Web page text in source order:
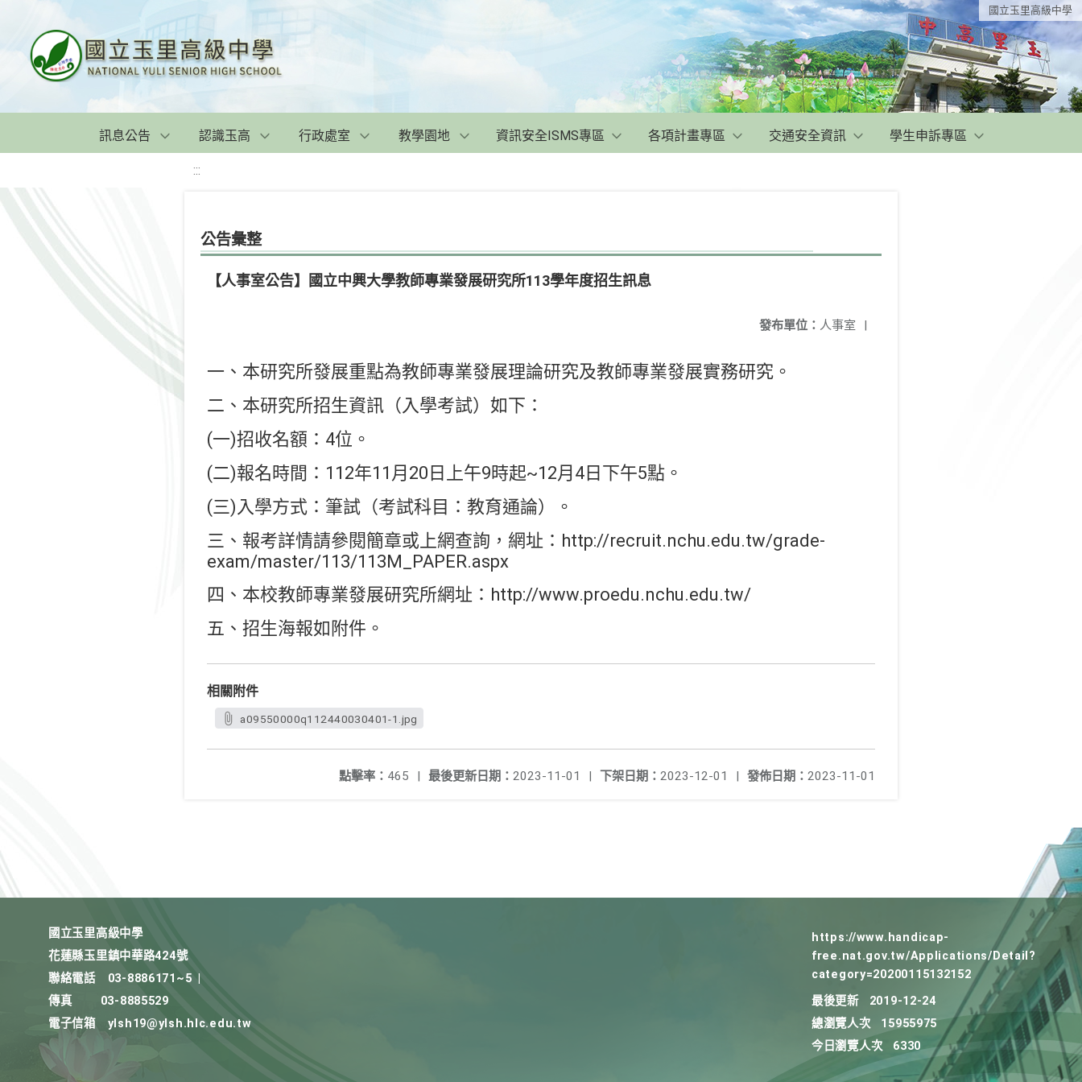
國立玉里高級中學
訊息公告 認識玉高 行政處室 教學園地 資訊安全ISMS專區 各項計畫專區 交通安全資訊 學生申訴專區
:::
公告彙整
【人事室公告】國立中興大學教師專業發展研究所113學年度招生訊息
發布單位： 人事室 |
一、本研究所發展重點為教師專業發展理論研究及教師專業發展實務研究。
二、本研究所招生資訊（入學考試）如下：
(一)招收名額：4位。
(二)報名時間：112年11月20日上午9時起~12月4日下午5點。
(三)入學方式：筆試（考試科目：教育通論）。
三、報考詳情請參閱簡章或上網查詢，網址：http://recruit.nchu.edu.tw/grade-
exam/master/113/113M_PAPER.aspx
四、本校教師專業發展研究所網址：http://www.proedu.nchu.edu.tw/
五、招生海報如附件。
相關附件
a09550000q112440030401-1.jpg
發佈日期： 2023-11-01
下架日期： 2023-12-01 |
最後更新日期： 2023-11-01 |
點擊率： 465 |
國立玉里高級中學
花蓮縣玉里鎮中華路424號
聯絡電話
03-8886171~5
傳真
03-8885529
電子信箱
ylsh19@ylsh.hlc.edu.tw
https://www.handicap-
free.nat.gov.tw/Applications/Detail?
category=20200115132152
最後更新
2019-12-24
總瀏覽人次
15955975
今日瀏覽人次
6330